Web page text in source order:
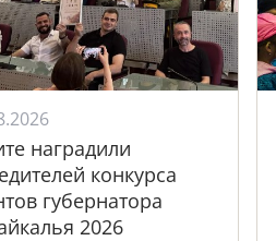
наградили
конкурса
губернатора
2026